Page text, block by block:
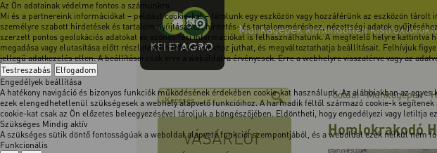
Az Ön adatainak védelme fontos a számunkra
Mi és a partnereink információkat – például cookie-kat – tárolunk egy eszközön vagy hozzáférünk az eszközön
személyre szabott hirdetések és tartalom nyújtásához, hirdetés- és tartalomméréshez, nézettségi adatok
szerzett pontos geolokációs adatokat és azonosítási információkat is felhasználhatunk. A megfelelő helyre
megadása vagy elutasítása előtt részletesebb információkhoz juthat, és megváltoztathatja beállításait. Felhívjuk
jellegű adatkezelés ellen. A beállításai csak erre a weboldalra érvényesek. Erre a webhelyre visszatérve vagy az
Testreszabás Elfogadom
Engedélyek beállítása
A hatékony navigáció és bizonyos funkciók működésének érdekében cookie-kat használunk. Az alábbiakban az
ezek elengedhetetlenül szükségesek a webhely alapvető funkcióihoz. A harmadik féltől származó cookie-k
cookie-kat csak az Ön előzetes beleegyezésével tároljuk a böngészőjében. Eldöntheti, hogy engedélyezi vagy
Szükséges Mindig aktív
A szükséges sütik döntő fontosságúak a weboldal alapvető funkciói szempontjából, és a weboldal ezek nélkül
Funkcionális
Munkagépek kimondottan
VÁSÁRLÓI
Főoldal-Munkagépek-
Homlokrakodó